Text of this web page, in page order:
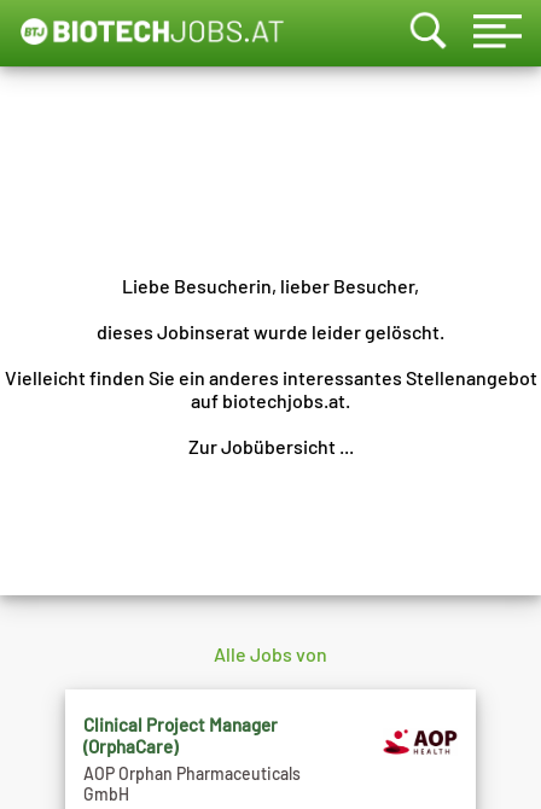
Liebe Besucherin, lieber Besucher,
dieses Jobinserat wurde leider gelöscht.
Vielleicht finden Sie ein anderes interessantes Stellenangebot
auf biotechjobs.at.
Zur Jobübersicht ...
Alle Jobs von
Clinical Project Manager
(OrphaCare)
AOP Orphan Pharmaceuticals
GmbH